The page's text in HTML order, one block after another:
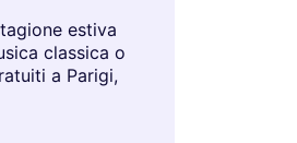
estiva
classica o
a Parigi,